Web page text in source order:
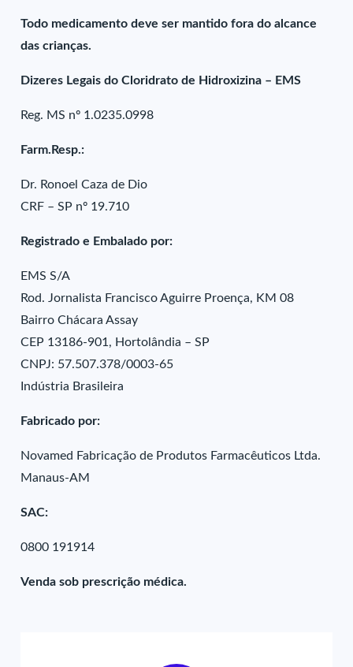
Todo medicamento deve ser mantido fora do alcance
das crianças.
Dizeres Legais do Cloridrato de Hidroxizina – EMS
Reg. MS nº 1.0235.0998
Farm.Resp.:
Dr. Ronoel Caza de Dio
CRF – SP nº 19.710
Registrado e Embalado por:
EMS S/A
Rod. Jornalista Francisco Aguirre Proença, KM 08
Bairro Chácara Assay
CEP 13186-901, Hortolândia – SP
CNPJ: 57.507.378/0003-65
Indústria Brasileira
Fabricado por:
Novamed Fabricação de Produtos Farmacêuticos Ltda.
Manaus-AM
SAC:
0800 191914
Venda sob prescrição médica.